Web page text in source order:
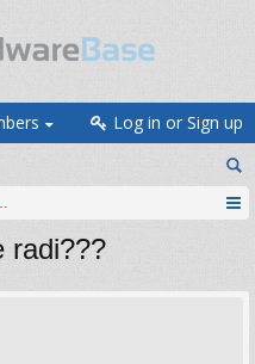
Log in or Sign up
i programiranje
radi???